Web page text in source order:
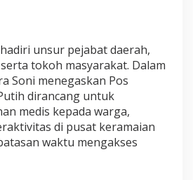
unsur pejabat daerah,
tokoh masyarakat. Dalam
Soni menegaskan Pos
dirancang untuk
medis kepada warga,
di pusat keramaian
waktu mengakses